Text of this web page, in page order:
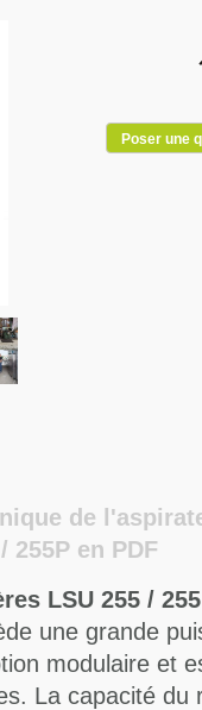
Poser une
de
255P en PDF
LSU 255 /
une grande
modulaire et
La capacité du